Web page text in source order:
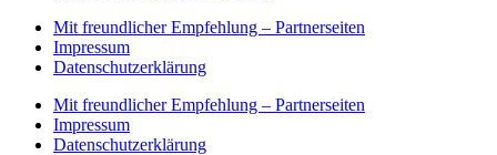
Mit freundlicher Empfehlung – Partnerseiten
Impressum
Datenschutzerklärung
Mit freundlicher Empfehlung – Partnerseiten
Impressum
Datenschutzerklärung